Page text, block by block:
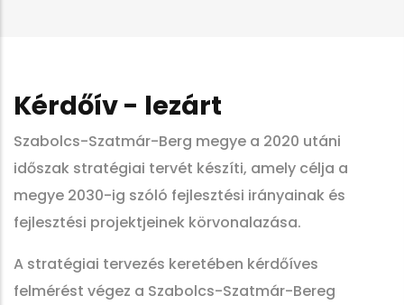
Kérdőív - lezárt
Szabolcs-Szatmár-Berg megye a 2020 utáni
időszak stratégiai tervét készíti, amely célja a
megye 2030-ig szóló fejlesztési irányainak és
fejlesztési projektjeinek körvonalazása.
A stratégiai tervezés keretében kérdőíves
felmérést végez a Szabolcs-Szatmár-Bereg